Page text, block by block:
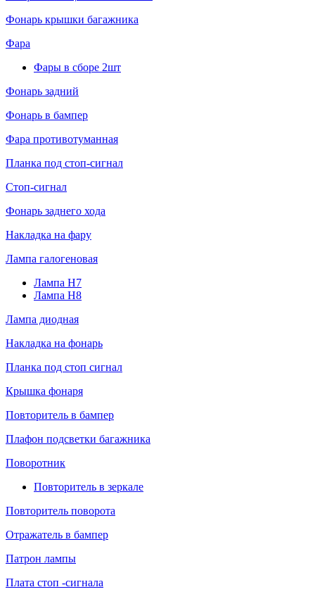
Фонарь крышки багажника
Фара
Фары в сборе 2шт
Фонарь задний
Фонарь в бампер
Фара противотуманная
Планка под стоп-сигнал
Стоп-сигнал
Фонарь заднего хода
Накладка на фару
Лампа галогеновая
Лампа H7
Лампа H8
Лампа диодная
Накладка на фонарь
Планка под стоп сигнал
Крышка фонаря
Повторитель в бампер
Плафон подсветки багажника
Поворотник
Повторитель в зеркале
Повторитель поворота
Отражатель в бампер
Патрон лампы
Плата стоп -сигнала